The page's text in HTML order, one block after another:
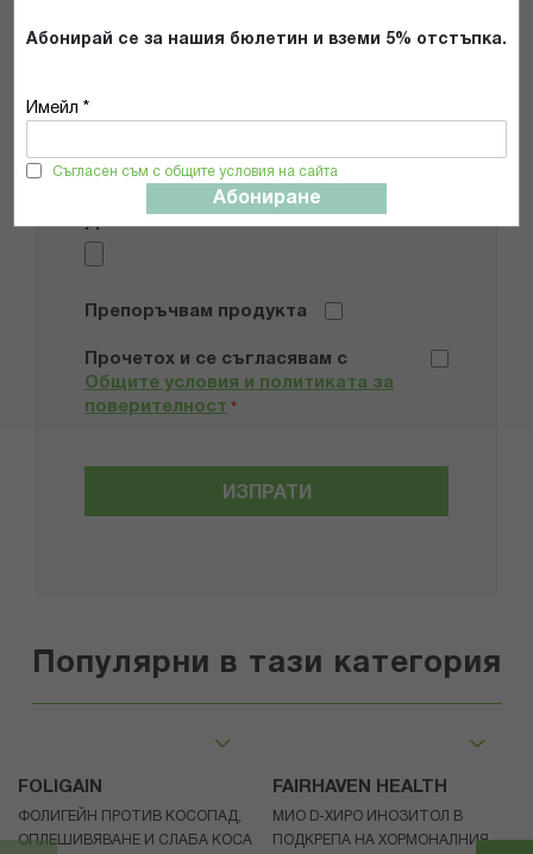
Абонирай се за нашия бюлетин и вземи 5% отстъпка.
Имейл *
Съгласен съм с общите условия на сайта
Абониране
Препоръчвам продукта
Прочетох и се съгласявам с
Общите условия и политиката за
поверителност *
ИЗПРАТИ
Популярни в тази категория
FOLIGAIN
ФОЛИГЕЙН ПРОТИВ КОСОПАД,
ОПЛЕШИВЯВАНЕ И СЛАБА КОСА
FAIRHAVEN HEALTH
МИО D-ХИРО ИНОЗИТОЛ В
ПОДКРЕПА НА ХОРМОНАЛНИЯ